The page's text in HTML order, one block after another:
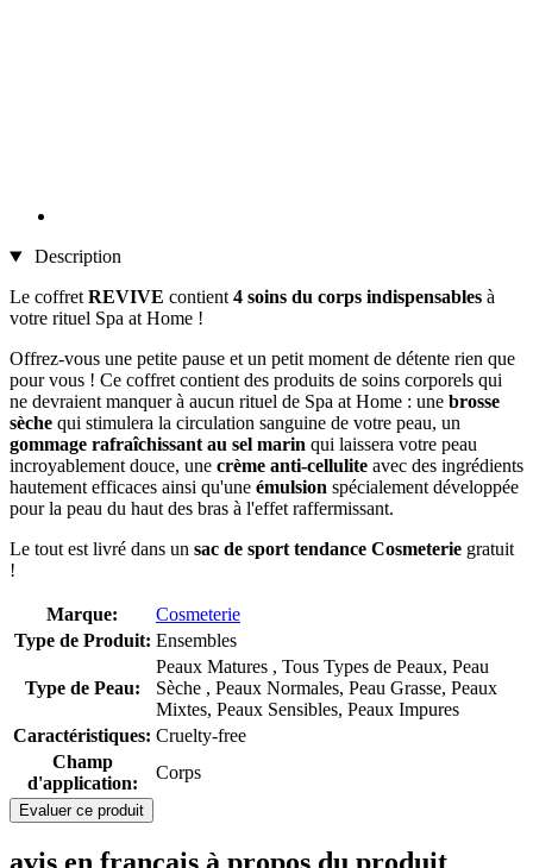
Description
Le coffret REVIVE contient 4 soins du corps indispensables à
votre rituel Spa at Home !
Offrez-vous une petite pause et un petit moment de détente rien que
pour vous ! Ce coffret contient des produits de soins corporels qui
ne devraient manquer à aucun rituel de Spa at Home : une brosse
sèche qui stimulera la circulation sanguine de votre peau, un
gommage rafraîchissant au sel marin qui laissera votre peau
incroyablement douce, une crème anti-cellulite avec des ingrédients
hautement efficaces ainsi qu'une émulsion spécialement développée
pour la peau du haut des bras à l'effet raffermissant.
Le tout est livré dans un sac de sport tendance Cosmeterie gratuit
!
Marque:
Cosmeterie
Type de Produit: Ensembles
Type de Peau:
Peaux Matures , Tous Types de Peaux, Peau
Sèche , Peaux Normales, Peau Grasse, Peaux
Mixtes, Peaux Sensibles, Peaux Impures
Caractéristiques: Cruelty-free
Champ
d'application:
Corps
Evaluer ce produit